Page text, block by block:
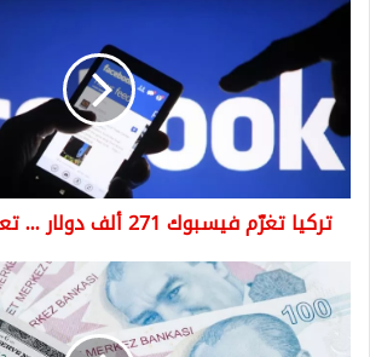
تغرّم
فيسبوك
271
ألف
دولار
...
تعرف
على
السبب.
تركيا تغرّم فيسبوك 271 ألف دولار ... تعرف على السبب.
تخطيه
الـ